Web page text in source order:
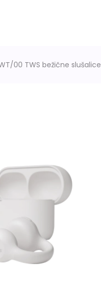
00 TWS bežične slušalice